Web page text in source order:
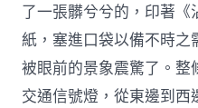
了一張髒兮兮的，印著
紙，塞進口袋以備不時之
被眼前的景象震驚了。整
交通信號燈，從東邊到